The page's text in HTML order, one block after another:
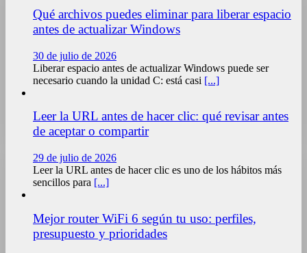
Qué archivos puedes eliminar para liberar espacio
antes de actualizar Windows
30 de julio de 2026
Liberar espacio antes de actualizar Windows puede ser
necesario cuando la unidad C: está casi [...]
Leer la URL antes de hacer clic: qué revisar antes
de aceptar o compartir
29 de julio de 2026
Leer la URL antes de hacer clic es uno de los hábitos más
sencillos para [...]
Mejor router WiFi 6 según tu uso: perfiles,
presupuesto y prioridades